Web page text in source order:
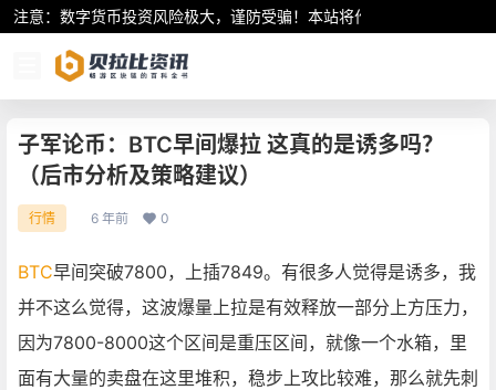
注意：数字货币投资风险极大，谨防受骗！本站将作为行业资讯共享
子军论币：BTC早间爆拉 这真的是诱多吗？
（后市分析及策略建议）
行情 6 年前 0
BTC早间突破7800，上插7849。有很多人觉得是诱多，我
并不这么觉得，这波爆量上拉是有效释放一部分上方压力，
因为7800-8000这个区间是重压区间，就像一个水箱，里
面有大量的卖盘在这里堆积，稳步上攻比较难，那么就先刺